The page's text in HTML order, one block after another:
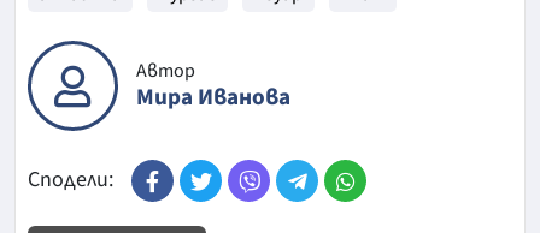
Автор
Мира Иванова
Сподели: